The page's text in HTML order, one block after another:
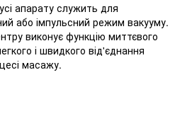
апарату служить для
або імпульсний режим вакууму.
виконує функцію миттєвого
і швидкого від'єднання
масажу.